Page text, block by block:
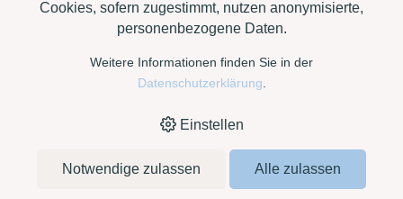
Cookies, sofern zugestimmt, nutzen anonymisierte,
personenbezogene Daten.
Weitere Informationen finden Sie in der
Datenschutzerklärung
Einstellen
Notwendige zulassen Alle zulassen